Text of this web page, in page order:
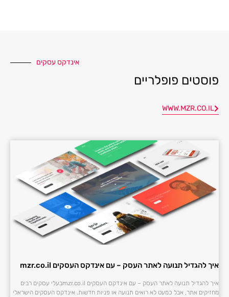
אינדקס עסקים
פוסטים פופלריים
WWW.MZR.CO.IL
איך להגדיל תנועה לאתר העסק – עם אינדקס העסקים mzr.co.il
איך להגדיל תנועה לאתר העסק – עם אינדקס העסקים mzr.co.ilבעלי עסקים רבים
מחזיקים אתר, אבל כמעט לא רואים תנועה או פניות חדשות. אינדקס העסקים הישראלי